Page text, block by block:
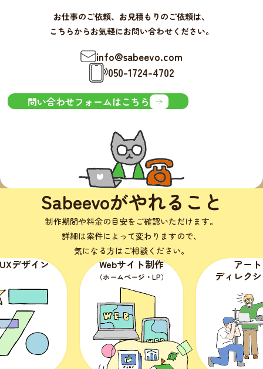
お仕事のご依頼、お見積もりのご依頼は、
こちらからお気軽にお問い合わせください。
info@sabeevo.com
050-1724-4702
問い合わせフォームはこちら
Sabeevoがやれること
制作期間や料金の目安をご確認いただけます。
詳細は案件によって変わりますので、
気になる方はご相談ください。
Webサイト制作
（ホームページ・LP）
アート
ディレクション
（媒